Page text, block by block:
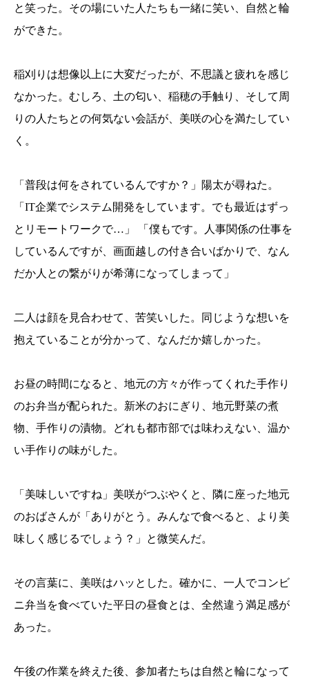
と笑った。その場にいた人たちも一緒に笑い、自然と輪
ができた。
稲刈りは想像以上に大変だったが、不思議と疲れを感じ
なかった。むしろ、土の匂い、稲穂の手触り、そして周
りの人たちとの何気ない会話が、美咲の心を満たしてい
く。
「普段は何をされているんですか？」陽太が尋ねた。
「IT企業でシステム開発をしています。でも最近はずっ
とリモートワークで…」 「僕もです。人事関係の仕事を
しているんですが、画面越しの付き合いばかりで、なん
だか人との繋がりが希薄になってしまって」
二人は顔を見合わせて、苦笑いした。同じような想いを
抱えていることが分かって、なんだか嬉しかった。
お昼の時間になると、地元の方々が作ってくれた手作り
のお弁当が配られた。新米のおにぎり、地元野菜の煮
物、手作りの漬物。どれも都市部では味わえない、温か
い手作りの味がした。
「美味しいですね」美咲がつぶやくと、隣に座った地元
のおばさんが「ありがとう。みんなで食べると、より美
味しく感じるでしょう？」と微笑んだ。
その言葉に、美咲はハッとした。確かに、一人でコンビ
ニ弁当を食べていた平日の昼食とは、全然違う満足感が
あった。
午後の作業を終えた後、参加者たちは自然と輪になって